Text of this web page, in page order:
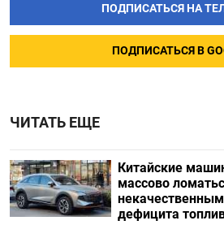
ПОДПИСАТЬСЯ НА
ПОДПИСАТЬСЯ В
ЧИТАТЬ ЕЩЕ
Китайские
массово
дефицита